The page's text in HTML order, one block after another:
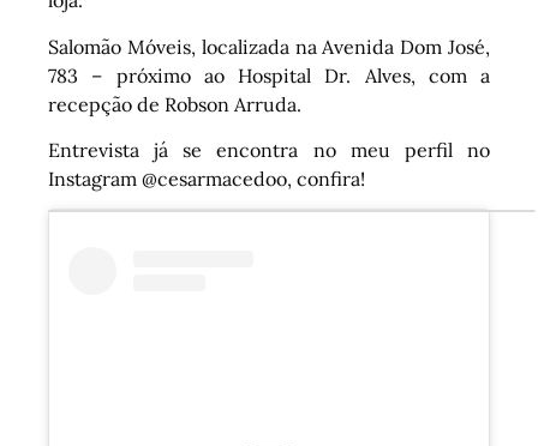
Salomão Móveis, localizada na Avenida Dom José,
783 – próximo ao Hospital Dr. Alves, com a
recepção de Robson Arruda.
Entrevista já se encontra no meu perfil no
Instagram @cesarmacedoo, confira!